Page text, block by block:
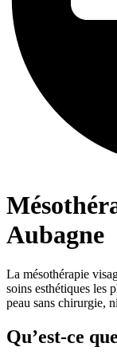
Aubagne
La mésothérapie
soins esthétiques les
peau sans chirurgie,
Qu’est-ce